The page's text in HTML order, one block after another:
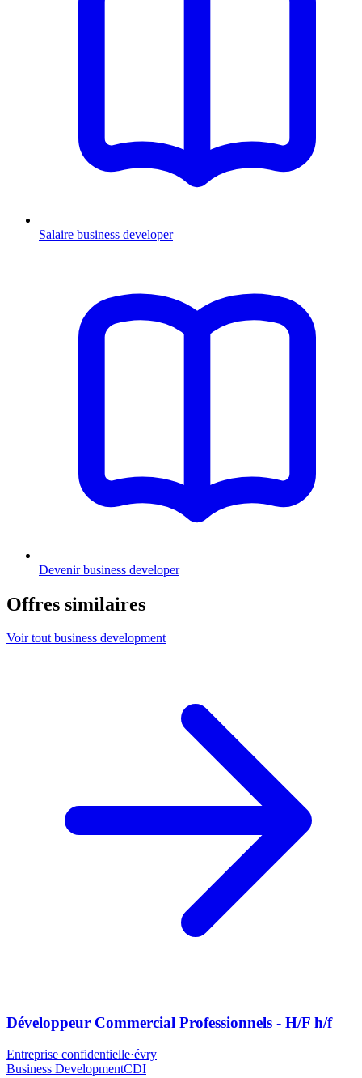
Salaire business developer
Devenir business developer
Offres similaires
Voir tout business development
Développeur Commercial Professionnels - H/F h/f
Entreprise confidentielle·évry
Business DevelopmentCDI